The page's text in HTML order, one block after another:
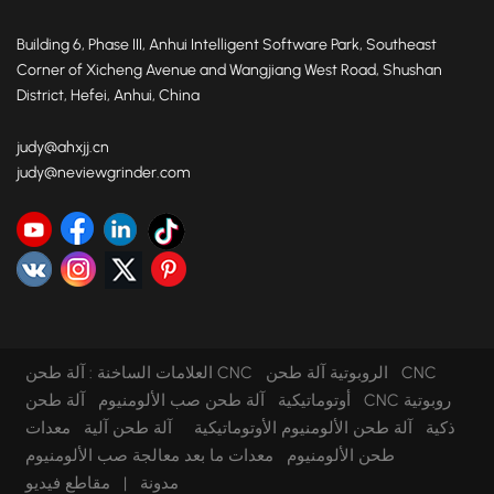
Building 6, Phase III, Anhui Intelligent Software Park, Southeast
Corner of Xicheng Avenue and Wangjiang West Road, Shushan
District, Hefei, Anhui, China
judy@ahxjj.cn
judy@neviewgrinder.com
العلامات الساخنة : آلة طحن CNC الروبوتية
آلة طحن CNC
أوتوماتيكية
آلة طحن صب الألومنيوم
آلة طحن CNC روبوتية
ذكية
آلة طحن الألومنيوم الأوتوماتيكية آلة طحن آلية
معدات
طحن الألومنيوم
معدات ما بعد معالجة صب الألومنيوم
مدونة
| مقاطع فيديو